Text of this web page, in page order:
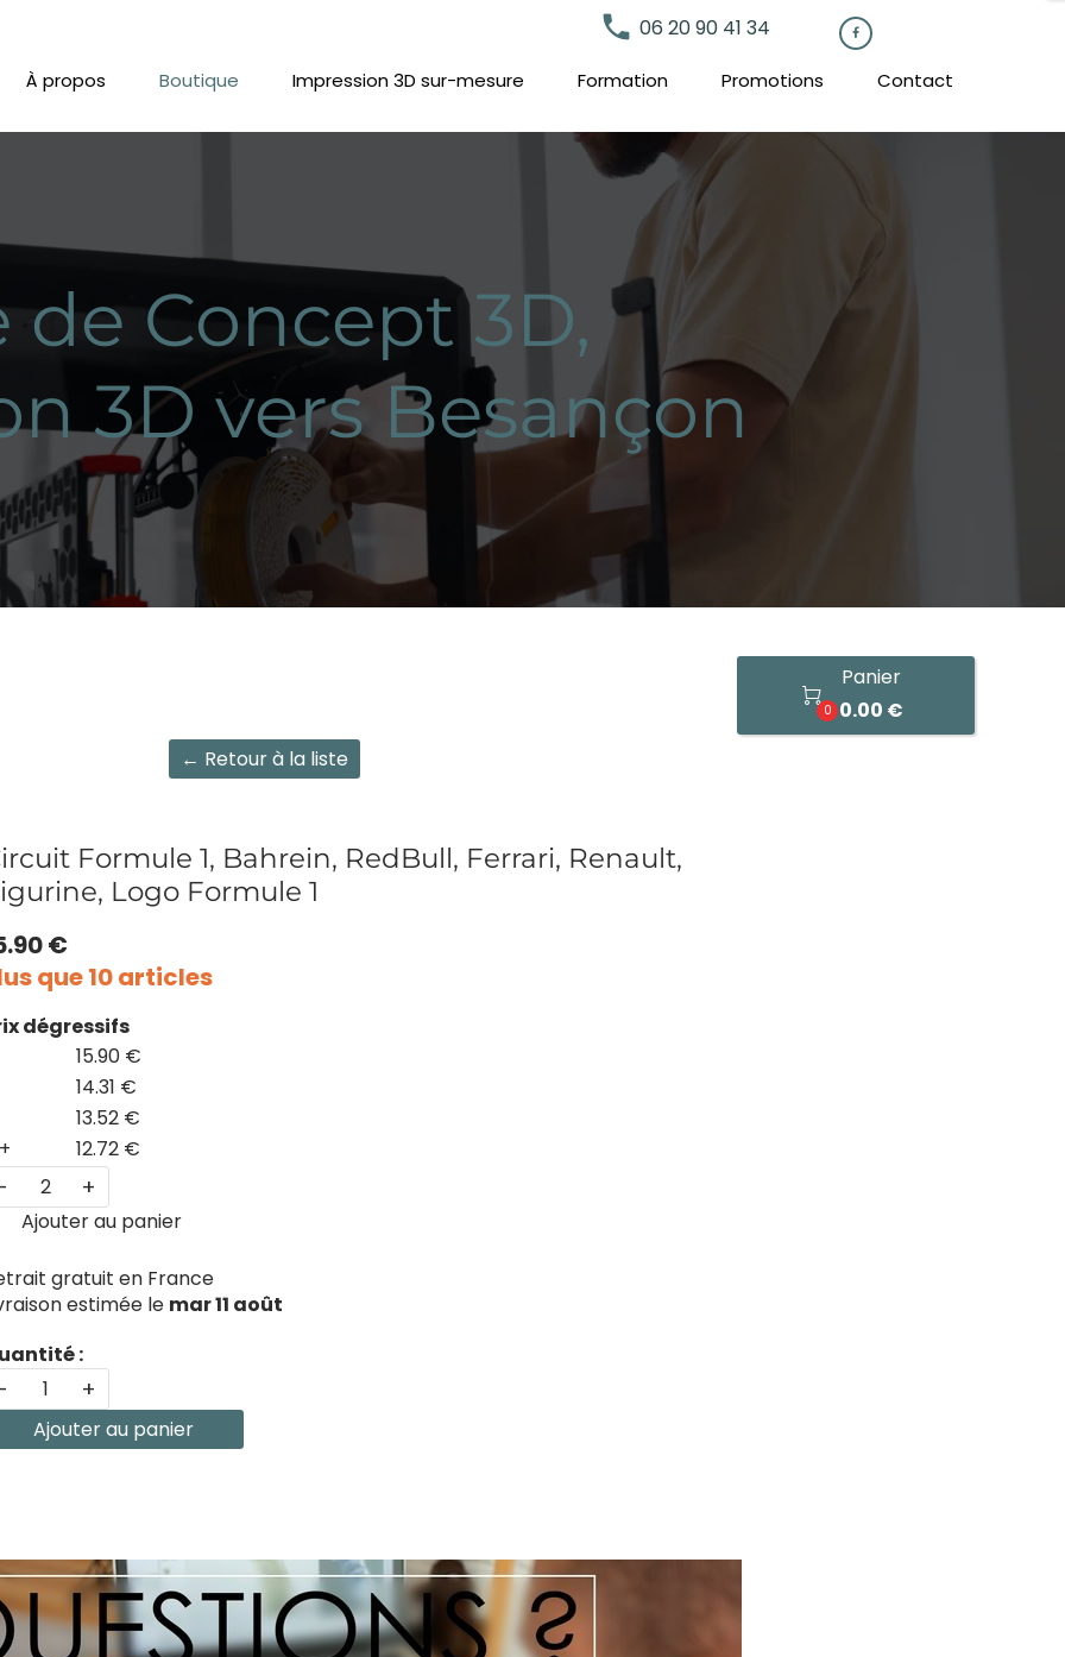
À propos Boutique Impression 3D sur-mesure Formation Promotions Contact
local_phone 06 20 90 41 34 
Concept 3D,
3D vers Besançon

0
Panier
0.00 €
← Retour à la liste
Formule 1, Bahrein, RedBull, Ferrari, Renault,
Logo Formule 1
€
que 10 articles
dégressifs
15.90 €
14.31 €
13.52 €
12.72 €
+
Ajouter au panier
gratuit en France
estimée le mar 11 août
:
+
Ajouter au panier